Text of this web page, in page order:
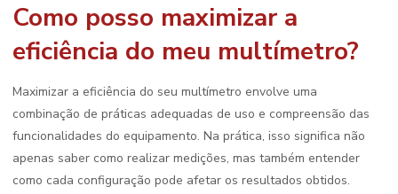
Como posso maximizar a
eficiência do meu multímetro?
Maximizar a eficiência do seu multímetro envolve uma
combinação de práticas adequadas de uso e compreensão das
funcionalidades do equipamento. Na prática, isso significa não
apenas saber como realizar medições, mas também entender
como cada configuração pode afetar os resultados obtidos.